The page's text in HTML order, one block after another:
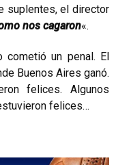
suplentes, el director
nos cagaron«.
cometió un penal. El
Buenos Aires ganó.
felices. Algunos
felices…